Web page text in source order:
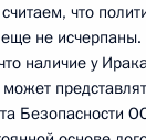
что
не
наличие у
Безопасности